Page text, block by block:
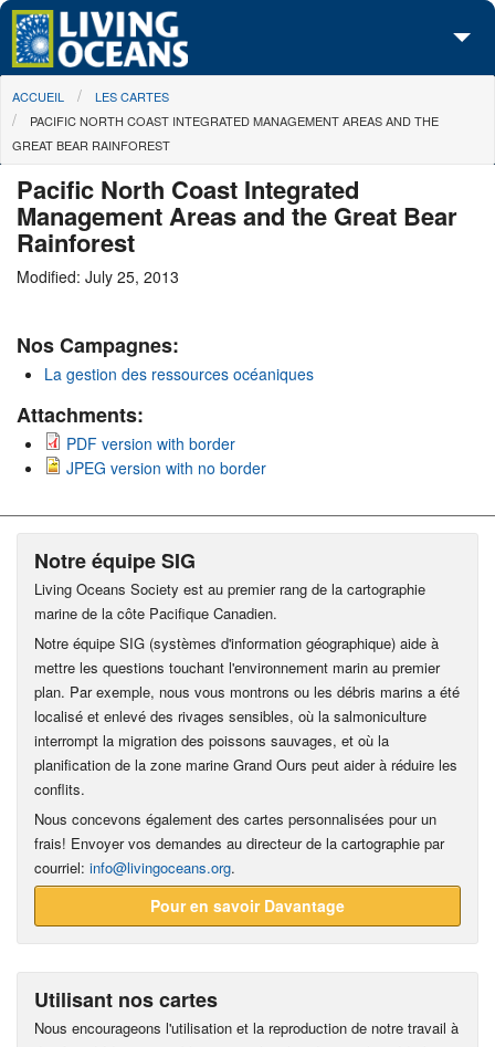
Skip to main content
À propos de nous
Nos campagnes
Centre des Médias
Les Cartes
You are here
ACCUEIL
LES CARTES
PACIFIC NORTH COAST INTEGRATED MANAGEMENT AREAS AND THE
GREAT BEAR RAINFOREST
Pacific North Coast Integrated
Management Areas and the Great Bear
Rainforest
Modified: July 25, 2013
Nos Campagnes:
La gestion des ressources océaniques
Attachments:
PDF version with border
JPEG version with no border
Notre équipe SIG
Living Oceans Society est au premier rang de la cartographie
marine de la côte Pacifique Canadien.
Notre équipe SIG (systèmes d'information géographique) aide à
mettre les questions touchant l'environnement marin au premier
plan. Par exemple, nous vous montrons ou les débris marins a été
localisé et enlevé des rivages sensibles, où la salmoniculture
interrompt la migration des poissons sauvages, et où la
planification de la zone marine Grand Ours peut aider à réduire les
conflits.
Nous concevons également des cartes personnalisées pour un
frais! Envoyer vos demandes au directeur de la cartographie par
courriel: info@livingoceans.org.
Pour en savoir Davantage
Utilisant nos cartes
Nous encourageons l'utilisation et la reproduction de notre travail à